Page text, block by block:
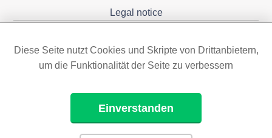
Legal notice
Diese Seite nutzt Cookies und Skripte von Drittanbietern,
um die Funktionalität der Seite zu verbessern
Einverstanden